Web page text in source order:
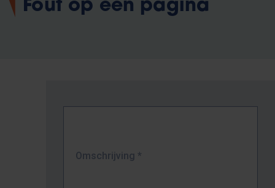
Fout op een pagina
Omschrijving *